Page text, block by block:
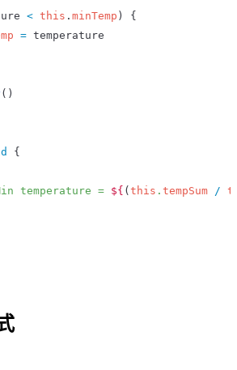
< this . minTemp ) {
= temperature
()
{
temperature =
${ ( this . tempSum /